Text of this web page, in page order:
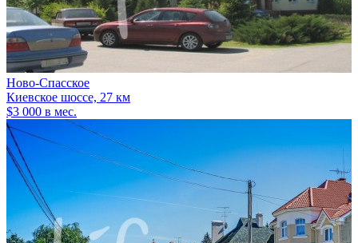
Ново-Спасское
Киевское шоссе, 27 км
$3 000 в мес.